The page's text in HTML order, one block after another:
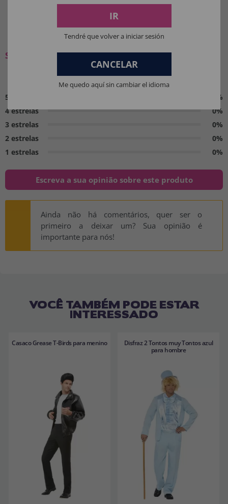
O QUE OS NOSSOS CLIENTES
PENSAM:
Seja o primeiro a deixar a sua opinião
5 estrelas
0%
4 estrelas
0%
3 estrelas
0%
2 estrelas
0%
1 estrelas
0%
Escreva a sua opinião sobre este produto
Ainda não há comentários, quer ser o
primeiro a deixar um? Sua opinião é
importante para nós!
VOCÊ TAMBÉM PODE ESTAR
INTERESSADO
Casaco Grease T-Birds para menino
Disfraz 2 Tontos muy Tontos azul
para hombre
IR
Tendré que volver a iniciar sesión
CANCELAR
Me quedo aquí sin cambiar el idioma